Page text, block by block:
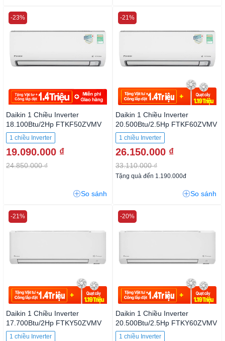
Daikin 1 Chiều Inverter
18.100Btu/2Hp FTKF50ZVMV
1 chiều Inverter
19.090.000 ₫
24.850.000 ₫
-23%
So sánh
Daikin 1 Chiều Inverter
20.500Btu/2.5Hp FTKF60ZVMV
1 chiều Inverter
26.150.000 ₫
33.110.000 ₫
-21%
Tặng quà đến 1.190.000đ
So sánh
Daikin 1 Chiều Inverter
17.700Btu/2Hp FTKY50ZVMV
1 chiều Inverter
-21%
Daikin 1 Chiều Inverter
20.500Btu/2.5Hp FTKY60ZVMV
1 chiều Inverter
-20%